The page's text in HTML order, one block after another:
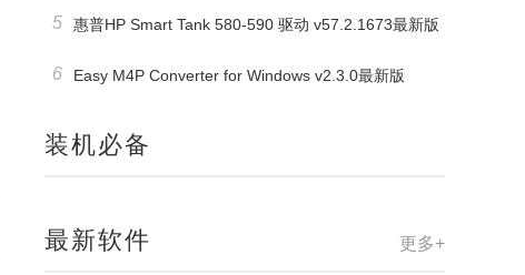
5 惠普HP Smart Tank 580-590 驱动 v57.2.1673最新版
6 Easy M4P Converter for Windows v2.3.0最新版
装机必备
更多+
最新软件